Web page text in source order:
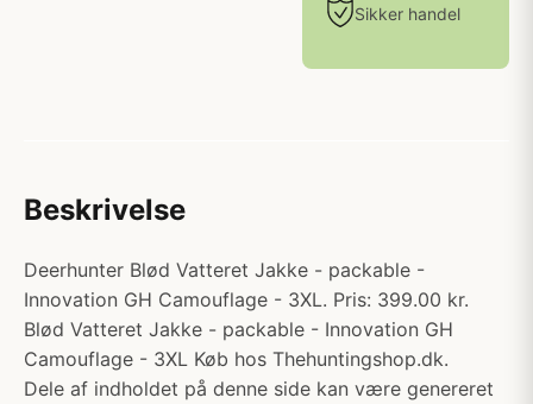
Sikker handel
Beskrivelse
Deerhunter Blød Vatteret Jakke - packable -
Innovation GH Camouflage - 3XL. Pris: 399.00 kr.
Blød Vatteret Jakke - packable - Innovation GH
Camouflage - 3XL Køb hos Thehuntingshop.dk.
Dele af indholdet på denne side kan være genereret